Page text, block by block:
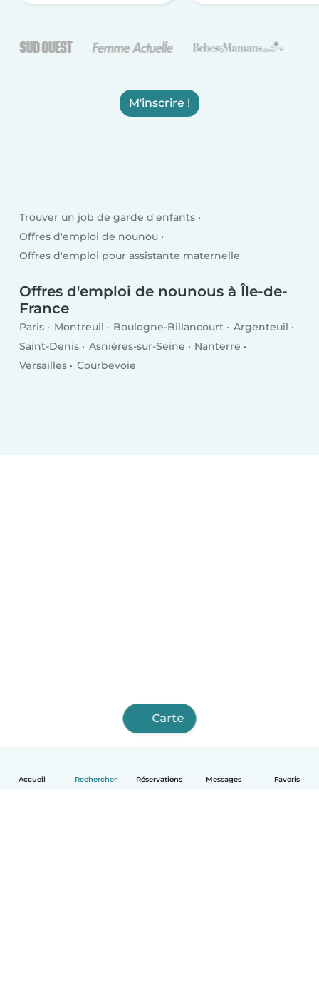
Accueil Rechercher Réservations Messages Favoris
M'inscrire !
Trouver un job de garde d'enfants
Offres d'emploi de nounou
Offres d'emploi pour assistante maternelle
Offres d'emploi de nounous à Île-de-
France
Paris Montreuil Boulogne-Billancourt
Argenteuil
Saint-Denis
Asnières-sur-Seine
Nanterre
Versailles
Courbevoie
Carte